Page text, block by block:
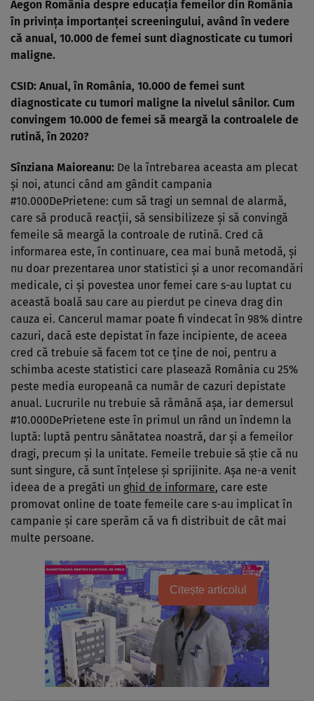
Aegon România despre educația femeilor din România
în privința importanței screeningului, având în vedere
că anual, 10.000 de femei sunt diagnosticate cu tumori
maligne.
CSID: Anual, în România, 10.000 de femei sunt
diagnosticate cu tumori maligne la nivelul sânilor. Cum
convingem 10.000 de femei să meargă la controalele de
rutină, în 2020?
Sînziana Maioreanu: De la întrebarea aceasta am plecat
și noi, atunci când am gândit campania
#10.000DePrietene: cum să tragi un semnal de alarmă,
care să producă reacții, să sensibilizeze și să convingă
femeile să meargă la controale de rutină. Cred că
informarea este, în continuare, cea mai bună metodă, și
nu doar prezentarea unor statistici și a unor recomandări
medicale, ci și povestea unor femei care s-au luptat cu
această boală sau care au pierdut pe cineva drag din
cauza ei. Cancerul mamar poate fi vindecat în 98% dintre
cazuri, dacă este depistat în faze incipiente, de aceea
cred că trebuie să facem tot ce ține de noi, pentru a
schimba aceste statistici care plasează România cu 25%
peste media europeană ca număr de cazuri depistate
anual. Lucrurile nu trebuie să rămână așa, iar demersul
#10.000DePrietene este în primul un rând un îndemn la
luptă: luptă pentru sănătatea noastră, dar și a femeilor
dragi, precum și la unitate. Femeile trebuie să știe că nu
sunt singure, că sunt înțelese și sprijinite. Așa ne-a venit
ideea de a pregăti un ghid de informare, care este
promovat online de toate femeile care s-au implicat în
campanie și care sperăm că va fi distribuit de cât mai
multe persoane.
Citește articolul